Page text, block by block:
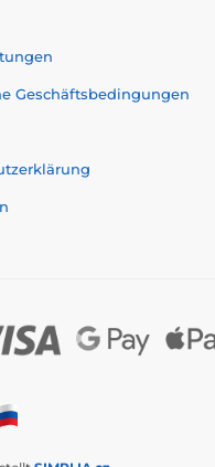
Geschäftsbedingungen